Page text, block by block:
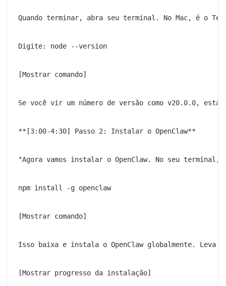
Quando terminar, abra seu terminal. No Mac, é o
Digite: node --version
[Mostrar comando]
Se você vir um número de versão como v20.0.0,
**[3:00-4:30] Passo 2: Instalar o OpenClaw**
"Agora vamos instalar o OpenClaw. No seu
npm install -g openclaw
[Mostrar comando]
Isso baixa e instala o OpenClaw globalmente. Leva
[Mostrar progresso da instalação]